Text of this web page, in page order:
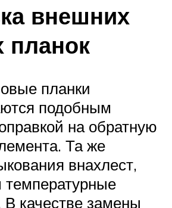
внешних
планок
планки
подобным
на обратную
Та же
внахлест,
температурные
В качестве замены